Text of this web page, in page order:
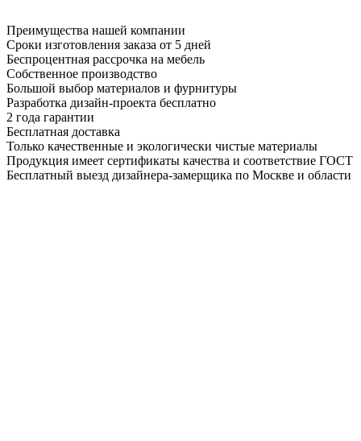
Преимущества нашей компании
Сроки изготовления заказа от 5 дней
Беспроцентная рассрочка на мебель
Собственное производство
Большой выбор материалов и фурнитуры
Разработка дизайн-проекта бесплатно
2 года гарантии
Бесплатная доставка
Только качественные и экологически чистые материалы
Продукция имеет сертификаты качества и соответствие ГОСТ
Бесплатный выезд дизайнера-замерщика по Москве и области